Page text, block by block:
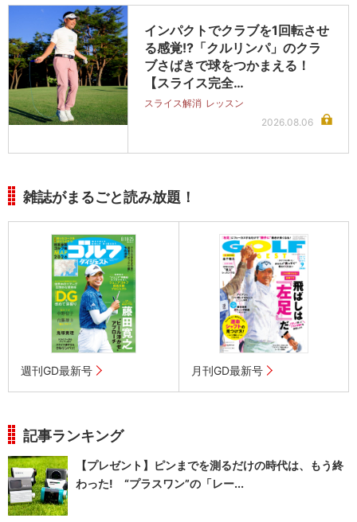
インパクトでクラブを1回転させ
る感覚!?「クルリンパ」のクラ
ブさばきで球をつかまえる！
【スライス完全…
スライス解消 レッスン
2026.08.06
雑誌がまるごと読み放題！
週刊GD最新号 月刊GD最新号
記事ランキング
【プレゼント】ピンまでを測るだけの時代は、もう終
わった! “プラスワン”の「レー...